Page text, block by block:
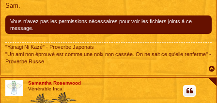
Sam.
Vous n’avez pas les permissions nécessaires pour voir les fichiers joints à ce
message.
"Yanagi Ni Kazé" - Proverbe Japonais
"Un ami non éprouvé est comme une noix non cassée. On ne sait ce qu'elle renferme" -
Proverbe Russe
Samantha Rosenwood
Vénérable Inca